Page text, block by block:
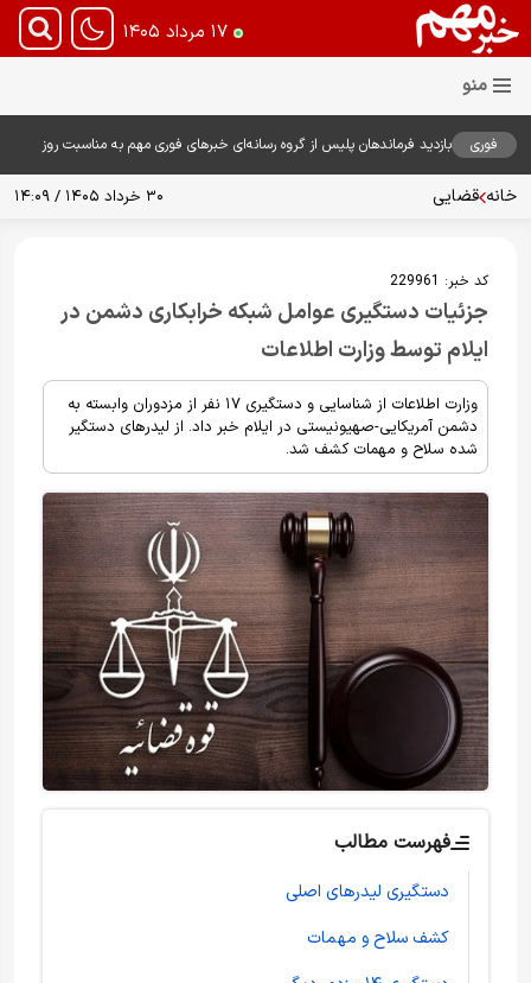
۱۷ مرداد ۱۴۰۵
فوری
بازدید فرماندهان پلیس از گروه رسانه‌ای خبرهای فوری مهم به مناسبت روز
خانه قضایی ۳۰ خرداد ۱۴۰۵ / ۱۴:۰۹
کد خبر: 229961
جزئیات دستگیری عوامل شبکه خرابکاری دشمن در
ایلام توسط وزارت اطلاعات
وزارت اطلاعات از شناسایی و دستگیری ۱۷ نفر از مزدوران وابسته به
دشمن آمریکایی-صهیونیستی در ایلام خبر داد. از لیدرهای دستگیر
شده سلاح و مهمات کشف شد.
فهرست مطالب
دستگیری لیدرهای اصلی
کشف سلاح و مهمات